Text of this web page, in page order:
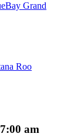
Grand
Roo
am